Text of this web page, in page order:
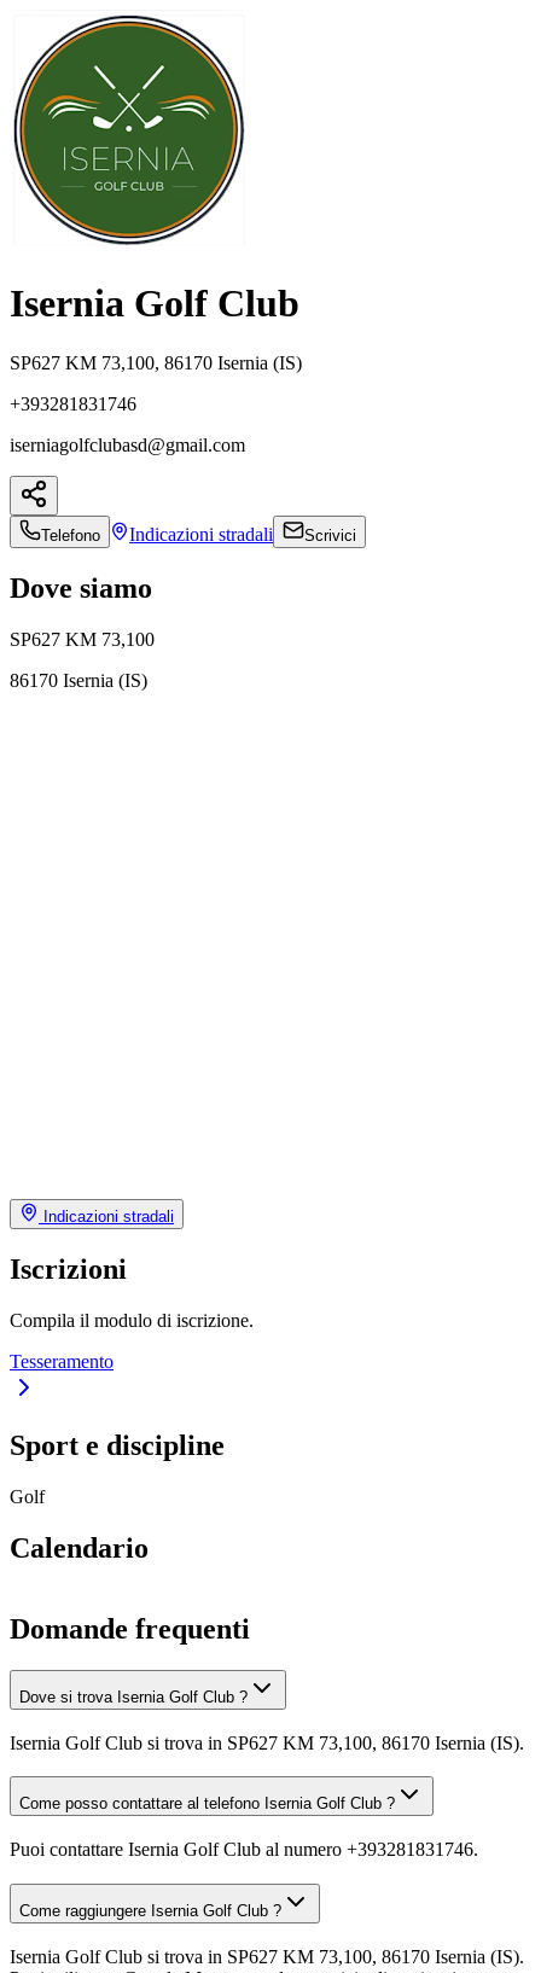
Isernia Golf Club
SP627 KM 73,100, 86170 Isernia (IS)
+393281831746
iserniagolfclubasd@gmail.com
Telefono Indicazioni stradali Scrivici
Dove siamo
SP627 KM 73,100
86170 Isernia (IS)
Indicazioni stradali
Iscrizioni
Compila il modulo di iscrizione.
Tesseramento
Sport e discipline
Golf
Calendario
Domande frequenti
Dove si trova Isernia Golf Club ?
Isernia Golf Club si trova in SP627 KM 73,100, 86170 Isernia (IS).
Come posso contattare al telefono Isernia Golf Club ?
Puoi contattare Isernia Golf Club al numero +393281831746.
Come raggiungere Isernia Golf Club ?
Isernia Golf Club si trova in SP627 KM 73,100, 86170 Isernia (IS).